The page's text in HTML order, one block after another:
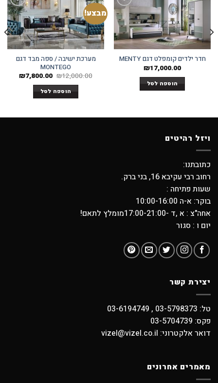
Add to
wishlist
חדר ילדים קומפלט דגם MENTY
₪17,000.00
הוספה לסל
מבצע!
Add to
wishlist
מערכת ישיבה / ספה מבד דגם
MONTEGO
₪12,000.00 המחיר
היה:
₪12,000.00.
₪7,800.00 המחיר
הוספה לסל
ויזל רהיטים
כתובתנו:
רחוב רבי עקיבא 16, בני ברק.
שעות פתיחה :
בוקר: א-ה 10:00-16:00
אחה"צ : א ,ד -17:00-21:00מומלץ לתאם!
יום ו : סגור
יצירת קשר
טל: 03-5798373 , 03-6194749
פקס: 03-5704739
דואר אלקטרוני: vizel@vizel.co.il
מאמרים אחרונים